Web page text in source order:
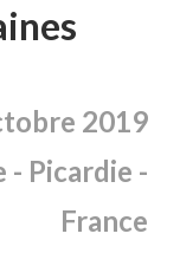
2019
- Picardie -
France